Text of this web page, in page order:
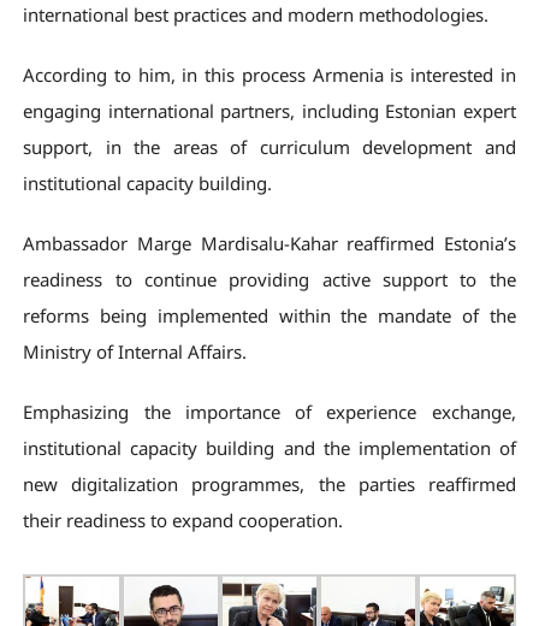
international best practices and modern methodologies.
According to him, in this process Armenia is interested in
engaging international partners, including Estonian expert
support, in the areas of curriculum development and
institutional capacity building.
Ambassador Marge Mardisalu-Kahar reaffirmed Estonia’s
readiness to continue providing active support to the
reforms being implemented within the mandate of the
Ministry of Internal Affairs.
Emphasizing the importance of experience exchange,
institutional capacity building and the implementation of
new digitalization programmes, the parties reaffirmed
their readiness to expand cooperation.